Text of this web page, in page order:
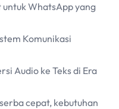
untuk WhatsApp yang
Komunikasi
Audio ke Teks di Era
cepat, kebutuhan